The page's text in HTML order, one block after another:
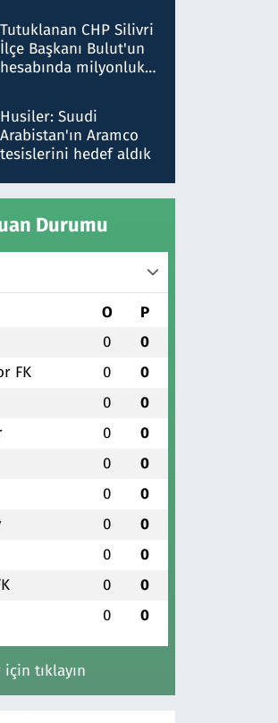
düşürüldüğü" iddiasını
yalanladı
Tutuklanan CHP Silivri
İlçe Başkanı Bulut'un
hesabında milyonluk
talimat verdi, ben
gönderdim
Husiler: Suudi
Arabistan'ın Aramco
tesislerini hedef aldık
Durumu
O P
0 0
FK 0 0
0 0
0 0
0 0
0 0
0 0
0 0
0 0
0 0
tıklayın